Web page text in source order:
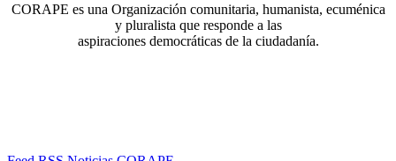
CORAPE es una Organización comunitaria, humanista, ecuménica
y pluralista que responde a las
aspiraciones democráticas de la ciudadanía.